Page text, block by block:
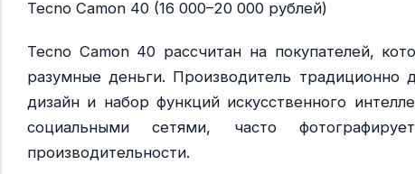
Tecno Camon 40 (16 000–20 000 рублей)
Tecno Camon 40 рассчитан на покупателей,
разумные деньги. Производитель традиционно
дизайн и набор функций искусственного
социальными сетями, часто
производительности.